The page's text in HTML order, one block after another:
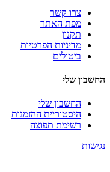
צרו קשר
מפת האתר
תקנון
מדיניות הפרטיות
ביטולים
החשבון שלי
החשבון שלי
היסטוריית ההזמנות
רשימת תפוצה
נגישות